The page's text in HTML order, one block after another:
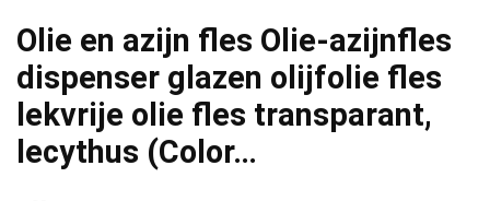
Olie en azijn fles Olie-azijnfles
dispenser glazen olijfolie fles
lekvrije olie fles transparant,
lecythus (Color…